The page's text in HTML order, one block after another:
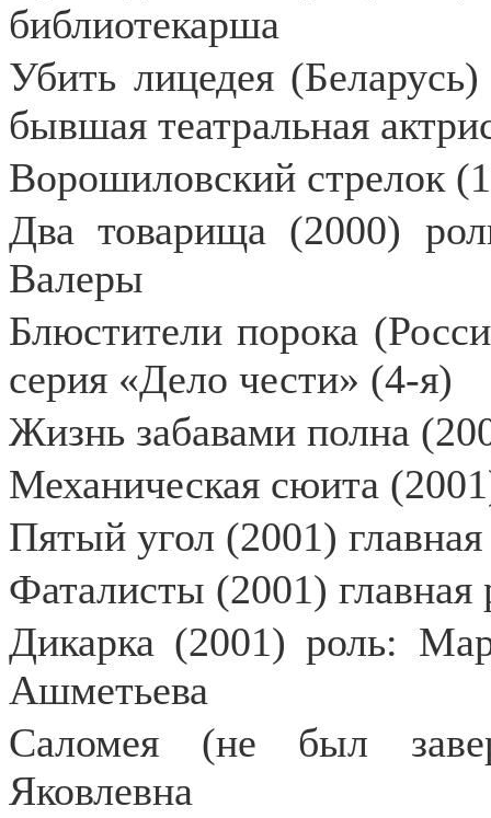
библиотекарша
Убить лицедея
бывшая театральная
Ворошиловский стрелок
Два товарища (2000)
Валеры
Блюстители порока
серия «Дело чести» (4-я)
Жизнь забавами полна
Механическая сюита
Пятый угол (2001)
Фаталисты (2001) главная
Дикарка (2001) роль:
Ашметьева
Саломея (не был
Яковлевна